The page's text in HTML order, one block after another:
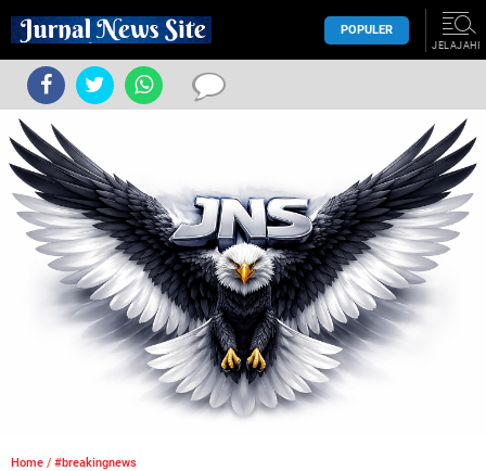
POPULER
JELAJAHI
Home / #breakingnews